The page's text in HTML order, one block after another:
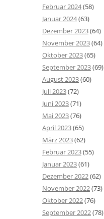
Februar 2024(58)
Januar 2024(63)
Dezember 2023(64)
November 2023(64)
Oktober 2023(65)
September 2023(69)
August 2023(60)
Juli 2023(72)
Juni 2023(71)
Mai 2023(76)
April 2023(65)
März 2023(62)
Februar 2023(55)
Januar 2023(61)
Dezember 2022(62)
November 2022(73)
Oktober 2022(76)
September 2022(78)